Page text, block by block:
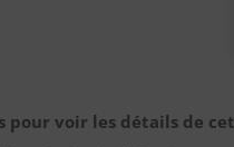
pour voir les détails de